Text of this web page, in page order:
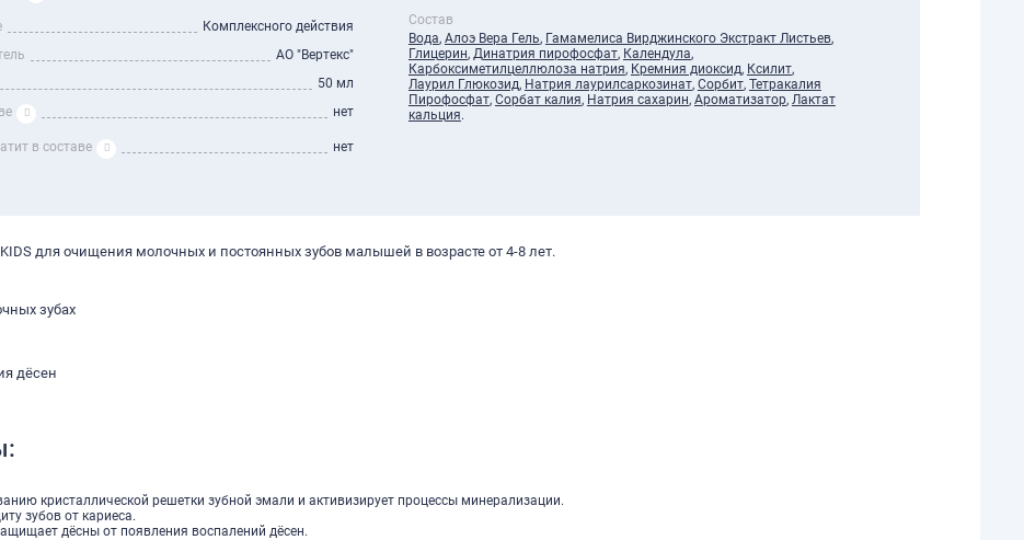
Комплексного действия
АО "Вертекс"
50 мл
нет
в составе нет
Состав
Вода, Алоэ Вера Гель, Гамамелиса Вирджинского Экстракт Листьев,
Глицерин, Динатрия пирофосфат, Календула,
Карбоксиметилцеллюлоза натрия, Кремния диоксид, Ксилит,
Лаурил Глюкозид, Натрия лаурилсаркозинат, Сорбит, Тетракалия
Пирофосфат, Сорбат калия, Натрия сахарин, Ароматизатор, Лактат
кальция.
для очищения молочных и постоянных зубов малышей в возрасте от 4-8 лет.
зубах
дёсен
кристаллической решетки зубной эмали и активизирует процессы минерализации.
зубов от кариеса.
дёсны от появления воспалений дёсен.